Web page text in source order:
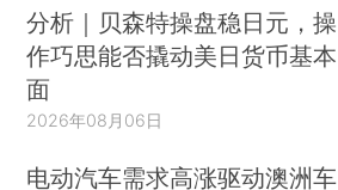
分析｜贝森特操盘稳日元，操
作巧思能否撬动美日货币基本
面
2026年08月06日
电动汽车需求高涨驱动澳洲车